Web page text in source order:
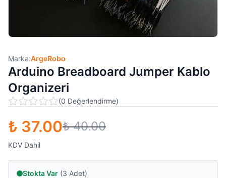
Marka:ArgeRobo
Arduino Breadboard Jumper Kablo
Organizeri
(0 Değerlendirme)
₺ 37.00₺ 40.00
KDV Dahil
Stokta Var (3 Adet)